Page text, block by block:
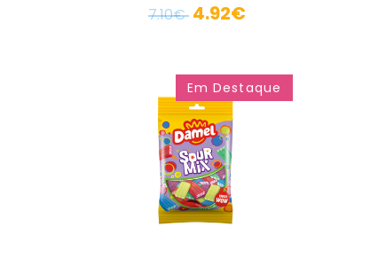
7.10€ 4.92€
Em Destaque